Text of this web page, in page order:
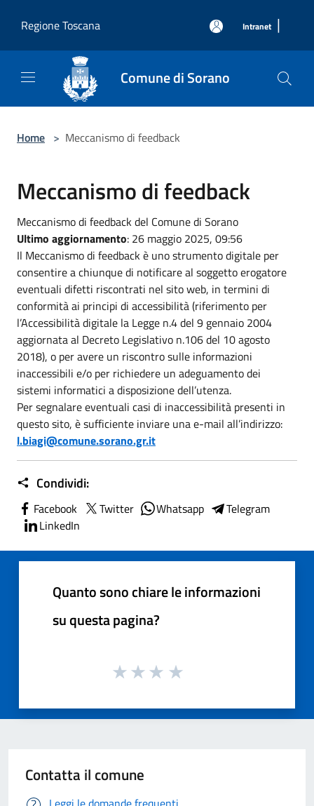
Regione Toscana
Intranet |
Comune di Sorano
Home > Meccanismo di feedback
Meccanismo di feedback
Meccanismo di feedback del Comune di Sorano
Ultimo aggiornamento: 26 maggio 2025, 09:56
Il Meccanismo di feedback è uno strumento digitale per
consentire a chiunque di notificare al soggetto erogatore
eventuali difetti riscontrati nel sito web, in termini di
conformità ai principi di accessibilità (riferimento per
l’Accessibilità digitale la Legge n.4 del 9 gennaio 2004
aggiornata al Decreto Legislativo n.106 del 10 agosto
2018), o per avere un riscontro sulle informazioni
inaccessibili e/o per richiedere un adeguamento dei
sistemi informatici a disposizione dell’utenza.
Per segnalare eventuali casi di inaccessibilità presenti in
questo sito, è sufficiente inviare una e-mail all’indirizzo:
l.biagi@comune.sorano.gr.it
Condividi:
Facebook Twitter Whatsapp
Telegram
LinkedIn
Quanto sono chiare le informazioni
su questa pagina?
Contatta il comune